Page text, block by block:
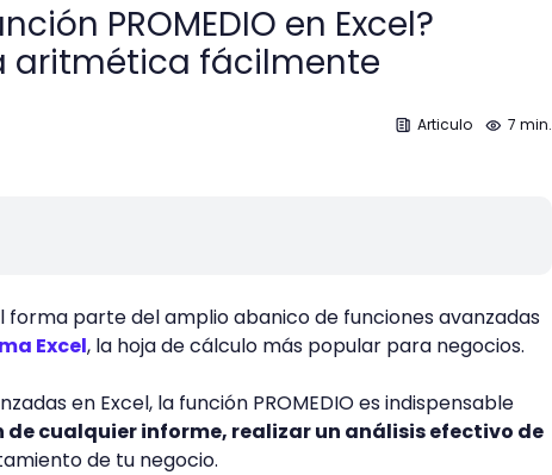
PROMEDIO en Excel?
aritmética fácilmente
Articulo 7 min.
forma parte del amplio abanico de funciones avanzadas
Excel, la hoja de cálculo más popular para negocios.
en Excel, la función PROMEDIO es indispensable
cualquier informe, realizar un análisis efectivo de
de tu negocio.